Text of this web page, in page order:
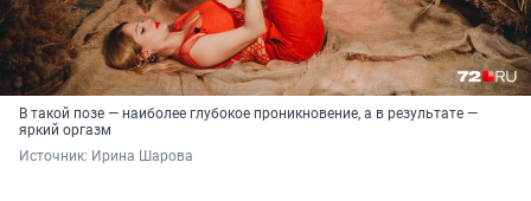
В такой позе — наиболее глубокое проникновение, а в результате —
яркий оргазм
Источник: Ирина Шарова